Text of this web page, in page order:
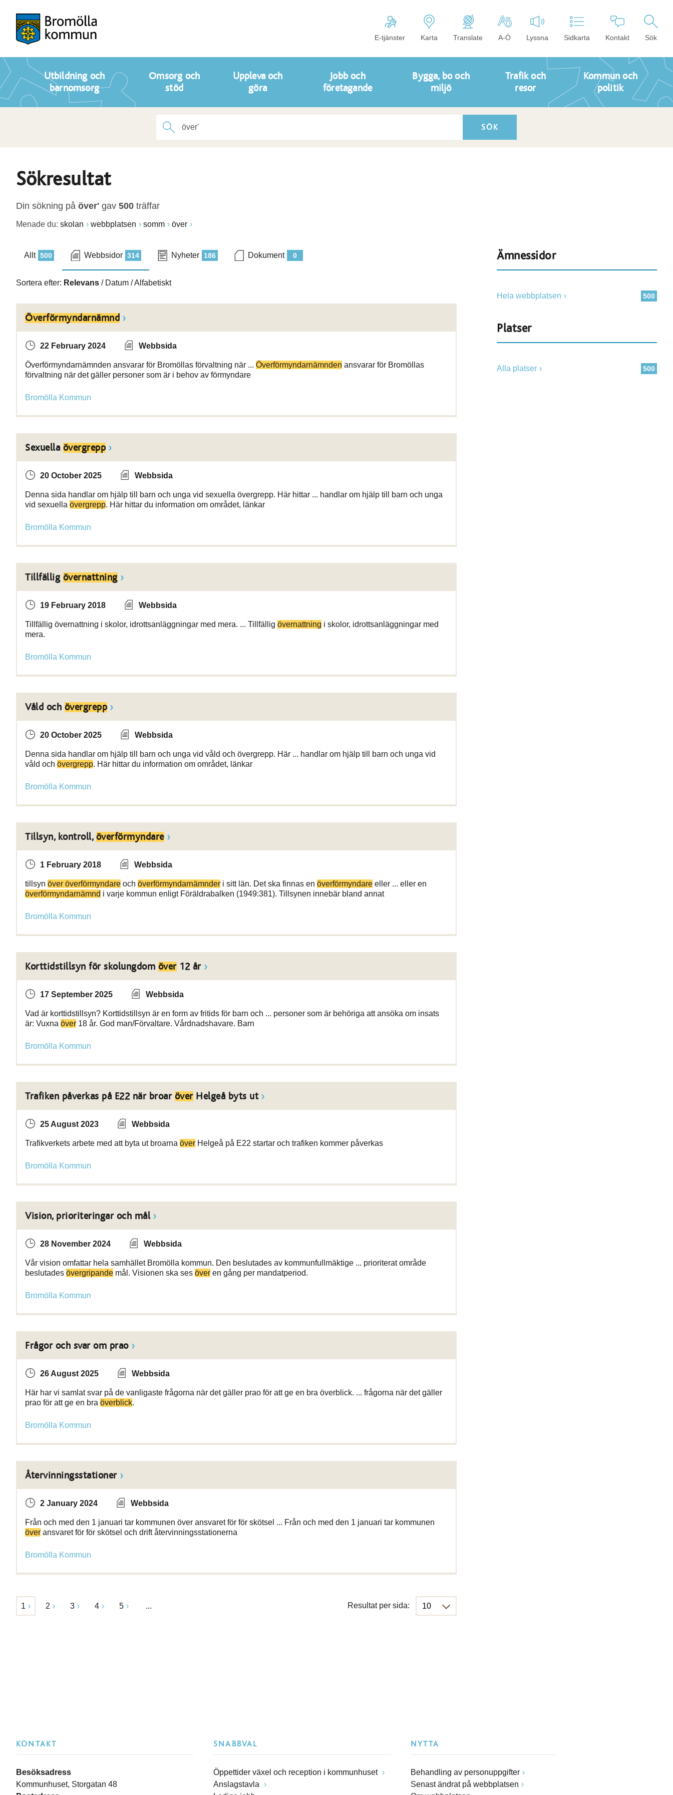
E-tjänster Karta Translate A-Ö Lyssna Sidkarta Kontakt Sök
Utbildning och
barnomsorg
Omsorg och
stöd
Uppleva och
göra
Jobb och
företagande
Bygga, bo och
miljö
Trafik och
resor
Kommun och
politik
Sökresultat
Din sökning på över' gav 500 träffar
Menade du: skolan webbplatsen somm över
500
Allt 314
Webbsidor 186
Nyheter 0
Dokument
Sortera efter: Relevans / Datum /Alfabetiskt
Överförmyndarnämnd
22 February 2024 Webbsida
Överförmyndarnämnden ansvarar för Bromöllas förvaltning när ... Överförmyndarnämnden ansvarar för Bromöllas
förvaltning när det gäller personer som är i behov av förmyndare
Bromölla Kommun
Sexuella övergrepp
20 October 2025 Webbsida
Denna sida handlar om hjälp till barn och unga vid sexuella övergrepp. Här hittar ... handlar om hjälp till barn och unga
vid sexuella övergrepp. Här hittar du information om området, länkar
Bromölla Kommun
Tillfällig övernattning
19 February 2018 Webbsida
Tillfällig övernattning i skolor, idrottsanläggningar med mera. ... Tillfällig övernattning i skolor, idrottsanläggningar med
mera.
Bromölla Kommun
Våld och övergrepp
20 October 2025 Webbsida
Denna sida handlar om hjälp till barn och unga vid våld och övergrepp. Här ... handlar om hjälp till barn och unga vid
våld och övergrepp. Här hittar du information om området, länkar
Bromölla Kommun
Tillsyn, kontroll, överförmyndare
1 February 2018 Webbsida
tillsyn över överförmyndare och överförmyndarnämnder i sitt län. Det ska finnas en överförmyndare eller ... eller en
överförmyndarnämnd i varje kommun enligt Föräldrabalken (1949:381). Tillsynen innebär bland annat
Bromölla Kommun
Korttidstillsyn för skolungdom över12 år
17 September 2025 Webbsida
Vad är korttidstillsyn? Korttidstillsyn är en form av fritids för barn och ... personer som är behöriga att ansöka om insats
är: Vuxna över 18 år. God man/Förvaltare. Vårdnadshavare. Barn
Bromölla Kommun
Trafiken påverkas på E22 när broar överHelgeå byts ut
25 August 2023 Webbsida
Trafikverkets arbete med att byta ut broarna över Helgeå på E22 startar och trafiken kommer påverkas
Bromölla Kommun
Vision, prioriteringar och mål
28 November 2024 Webbsida
Vår vision omfattar hela samhället Bromölla kommun. Den beslutades av kommunfullmäktige ... prioriterat område
beslutades övergripande mål. Visionen ska ses över en gång per mandatperiod.
Bromölla Kommun
Frågor och svar om prao
26 August 2025 Webbsida
Här har vi samlat svar på de vanligaste frågorna när det gäller prao för att ge en bra överblick. ... frågorna när det gäller
prao för att ge en bra överblick.
Bromölla Kommun
Återvinningsstationer
2 January 2024 Webbsida
Från och med den 1 januari tar kommunen över ansvaret för för skötsel ... Från och med den 1 januari tar kommunen
över ansvaret för för skötsel och drift återvinningsstationerna
Bromölla Kommun
1 2 3 4 5 ... Resultat per sida:
Ämnessidor
500
Hela webbplatsen
Platser
500
Alla platser
KONTAKT
Besöksadress
Kommunhuset, Storgatan 48
SNABBVAL
Öppettider växel och reception i kommunhuset
Anslagstavla
NYTTA
Behandling av personuppgifter
Senast ändrat på webbplatsen